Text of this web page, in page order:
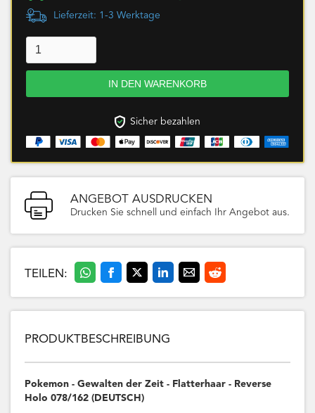
Lieferzeit: 1-3 Werktage
Sicher bezahlen
ANGEBOT AUSDRUCKEN
Drucken Sie schnell und einfach Ihr Angebot aus.
TEILEN:
PRODUKTBESCHREIBUNG
Pokemon - Gewalten der Zeit - Flatterhaar - Reverse
Holo 078/162 (DEUTSCH)